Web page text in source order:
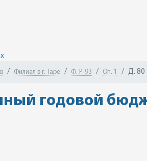
Филиал в г. Таре Ф. Р-93 Оп. 1 Д. 80
годовой